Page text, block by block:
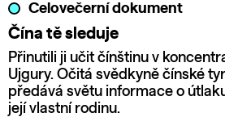
Celovečerní dokument
Čína tě sleduje
Přinutili ji učit čínštinu v
Ujgury. Očitá svědkyně čínské
předává světu informace o
její vlastní rodinu.